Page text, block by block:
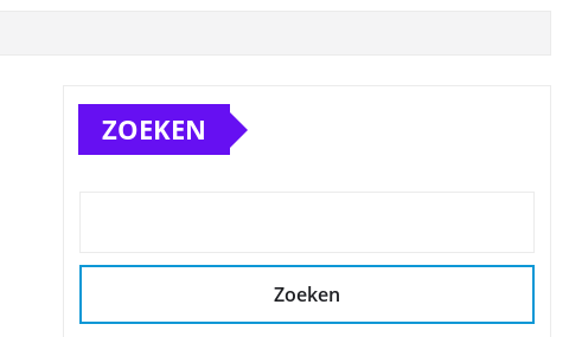
ZOEKEN
Zoeken